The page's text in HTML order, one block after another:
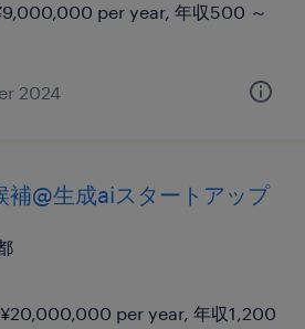
per year, 年収500 ～
2024
@生成aiスタートアップ
per year, 年収1,200